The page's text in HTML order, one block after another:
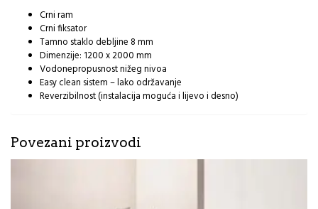
Crni ram
Crni fiksator
Tamno staklo debljine 8 mm
Dimenzije: 1200 x 2000 mm
Vodonepropusnost nižeg nivoa
Easy clean sistem – lako održavanje
Reverzibilnost (instalacija moguća i lijevo i desno)
Povezani proizvodi